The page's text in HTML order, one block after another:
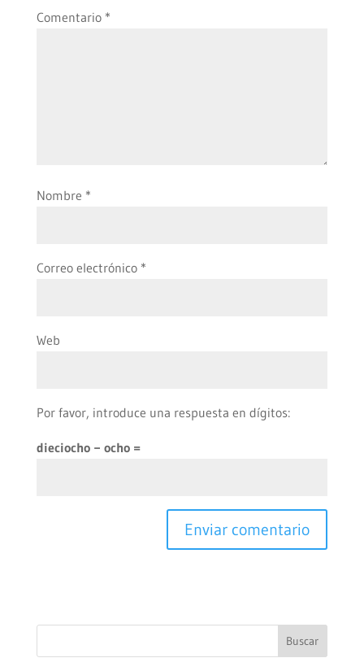
Comentario *
Nombre *
Correo electrónico *
Web
Por favor, introduce una respuesta en dígitos:
dieciocho − ocho =